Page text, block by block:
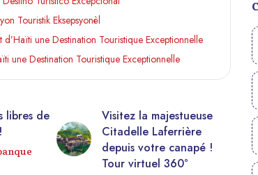
Touristik Eksepsyonèl
une Destination Touristique Exceptionnelle
une Destination Touristique Exceptionnelle
majestueuse
Laferrière
canapé !
360°
Découvrez Haïti à
travers une galerie
d’images authentiques.
Voir la galerie